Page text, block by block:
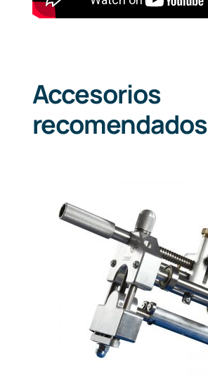
Accesorios
recomendados